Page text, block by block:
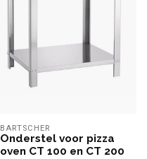
BARTSCHER
Onderstel voor pizza
oven CT 100 en CT 200